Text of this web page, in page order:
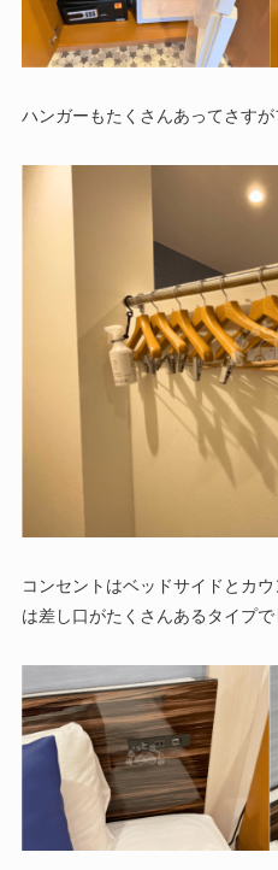
ハンガーもたくさんあってさす
コンセントはベッドサイドとカ
は差し口がたくさんあるタイプ